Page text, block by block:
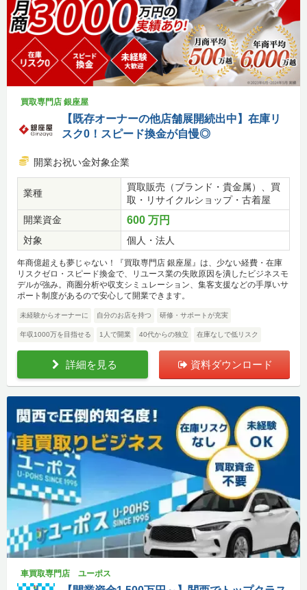
買取専門店 銀座屋
【既存オーナーの他店舗展開続出中】在庫リ
スク0！スピード換金が自慢◎
開業お祝い金対象企業
業種
買取販売（ブランド・貴金属）、買
取・リサイクルショップ・古着屋
開業資金
600 万円
対象 個人・法人
年商億超えも夢じゃない！『買取専門店 銀座屋』は、少ない経費・在庫
リスクゼロ・スピード換金で、リユース業の失敗原因を潰したビジネスモ
デルが強み。商圏分析や収支シミュレーション、集客支援などの手厚いサ
ポート制度があるので安心して開業できます。
未経験からオーナーに 自分のお店を持つ 研修・サポートが充実
年収1000万を目指せる 1人で開業 40代からの独立 在庫なしで低リスク
詳細を見る 資料ダウンロード
車買取専門店 ユーポス